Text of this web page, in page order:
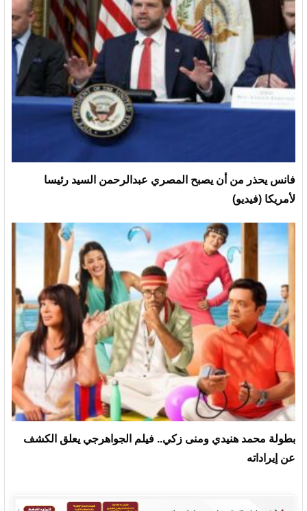
فانس يحذر من أن يصبح المصري عبدالرحمن السيد رئيسا
لأمريكا (فيديو)
بطولة محمد هنيدي ومنى زكي.. فيلم الجواهرجي يعلق الكشف
عن إيراداته